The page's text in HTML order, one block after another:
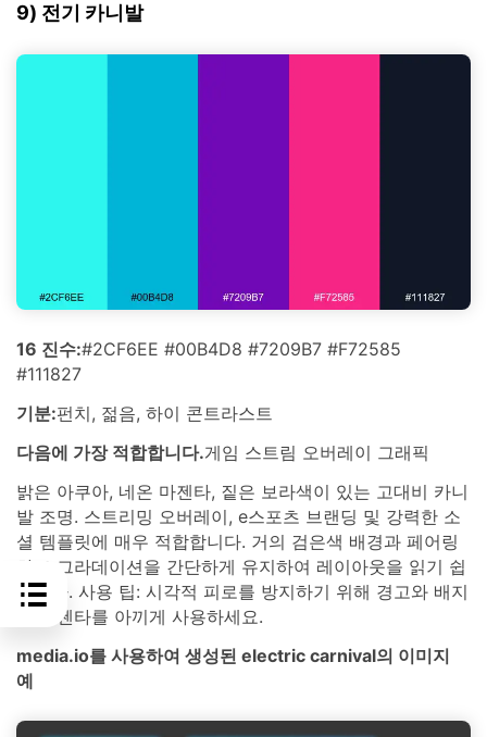
9) 전기 카니발
16 진수:#2CF6EE #00B4D8 #7209B7 #F72585
#111827
기분:펀치, 젊음, 하이 콘트라스트
다음에 가장 적합합니다.게임 스트림 오버레이 그래픽
밝은 아쿠아, 네온 마젠타, 짙은 보라색이 있는 고대비 카니
발 조명. 스트리밍 오버레이, e스포츠 브랜딩 및 강력한 소
셜 템플릿에 매우 적합합니다. 거의 검은색 배경과 페어링
하고 그라데이션을 간단하게 유지하여 레이아웃을 읽기 쉽
습니다. 사용 팁: 시각적 피로를 방지하기 위해 경고와 배지
에 마젠타를 아끼게 사용하세요.
media.io를 사용하여 생성된 electric carnival의 이미지
예